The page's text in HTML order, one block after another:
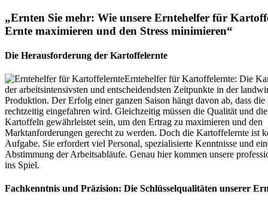
„Ernten Sie mehr: Wie unsere Erntehelfer für
Ernte maximieren und den Stress minimieren“
Die Herausforderung der Kartoffelernte
Erntehelfer für Kartoffelernte: Die
der arbeitsintensivsten und entscheidendsten Zeitpunkte in der
Produktion. Der Erfolg einer ganzen Saison hängt davon ab, dass
rechtzeitig eingefahren wird. Gleichzeitig müssen die Qualität und
Kartoffeln gewährleistet sein, um den Ertrag zu maximieren und den
Marktanforderungen gerecht zu werden. Doch die Kartoffelernte ist
Aufgabe. Sie erfordert viel Personal, spezialisierte Kenntnisse und
Abstimmung der Arbeitsabläufe. Genau hier kommen unsere
ins Spiel.
Fachkenntnis und Präzision: Die Schlüsselqualitäten unserer